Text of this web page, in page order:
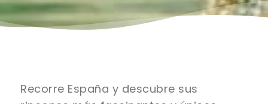
Recorre España y descubre sus